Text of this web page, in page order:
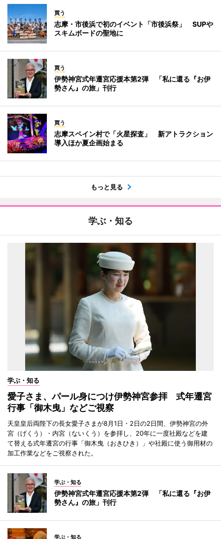
買う
志摩・市後浜で初のイベント「市後浜祭」 SUPや
スキムボードの聖地に
買う
伊勢神宮式年遷宮応援本第2弾 「私に還る『お伊
勢さん』の旅」刊行
買う
志摩スペイン村で「火星探査」 新アトラクション
導入ほか夏企画始まる
もっと見る
学ぶ・知る
学ぶ・知る
愛子さま、パール身につけ伊勢神宮参拝 式年遷宮
行事「御木曳」などご視察
天皇皇后両陛下の長女愛子さまが8月1日・2日の2日間、伊勢神宮の外
宮（げくう）・内宮（ないくう）を参拝し、20年に一度社殿などを建
て替える式年遷宮の行事「御木曳（おきひき）」や社殿に使う御用材の
加工作業などをご視察された。
学ぶ・知る
伊勢神宮式年遷宮応援本第2弾 「私に還る『お伊
勢さん』の旅」刊行
学ぶ・知る